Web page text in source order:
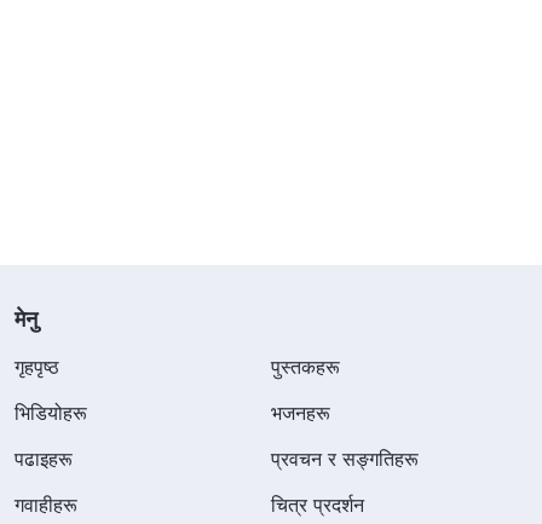
मेनु
गृहपृष्ठ
पुस्तकहरू
भिडियोहरू
भजनहरू
पढाइहरू
प्रवचन र सङ्गतिहरू
गवाहीहरू
चित्र प्रदर्शन